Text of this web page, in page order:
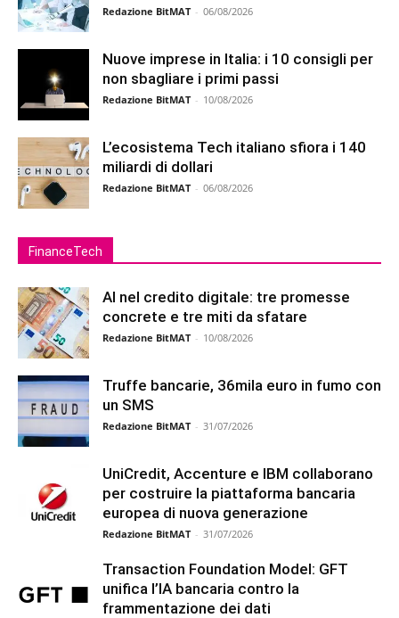
Redazione BitMAT - 06/08/2026
Nuove imprese in Italia: i 10 consigli per
non sbagliare i primi passi
Redazione BitMAT - 10/08/2026
L’ecosistema Tech italiano sfiora i 140
miliardi di dollari
Redazione BitMAT - 06/08/2026
FinanceTech
AI nel credito digitale: tre promesse
concrete e tre miti da sfatare
Redazione BitMAT - 10/08/2026
Truffe bancarie, 36mila euro in fumo con
un SMS
Redazione BitMAT - 31/07/2026
UniCredit, Accenture e IBM collaborano
per costruire la piattaforma bancaria
europea di nuova generazione
Redazione BitMAT - 31/07/2026
Transaction Foundation Model: GFT
unifica l’IA bancaria contro la
frammentazione dei dati